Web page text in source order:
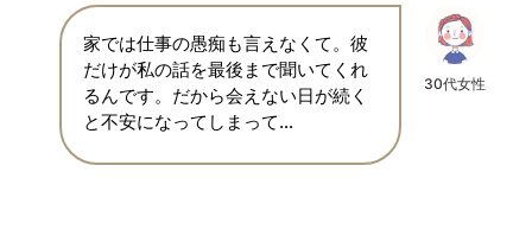
30代女性
家では仕事の愚痴も言えなくて。彼
だけが私の話を最後まで聞いてくれ
るんです。だから会えない日が続く
と不安になってしまって…